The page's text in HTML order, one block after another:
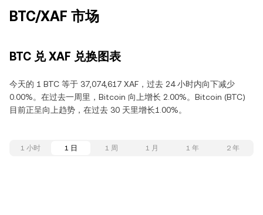
BTC/XAF 市场
BTC 兑 XAF 兑换图表
今天的 1 BTC 等于 37,074,617 XAF，过去 24 小时内向下减少
0.00%。在过去一周里，Bitcoin 向上增长 2.00%。Bitcoin (BTC)
目前正呈向上趋势，在过去 30 天里增长1.00%。
1 小时 1 日 1 周 1 月 1 年 2 年